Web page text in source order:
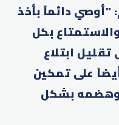
"أوصي دائماً بأخذ
بكل
ابتلاع
على تمكين
وهضمه بشكل